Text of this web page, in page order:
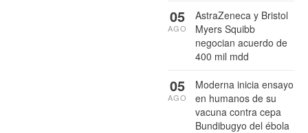
AstraZeneca y Bristol
Myers Squibb
negocian acuerdo de
400 mil mdd
05
AGO
Moderna inicia ensayo
en humanos de su
vacuna contra cepa
Bundibugyo del ébola
05
AGO